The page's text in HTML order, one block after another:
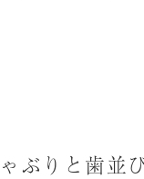
ぶりと歯並